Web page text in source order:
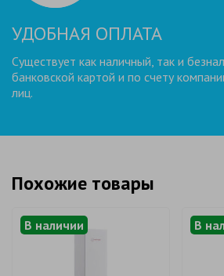
УДОБНАЯ ОПЛАТА
Существует как наличный, так и
банковской картой и по счету
лиц.
Похожие товары
В наличии В